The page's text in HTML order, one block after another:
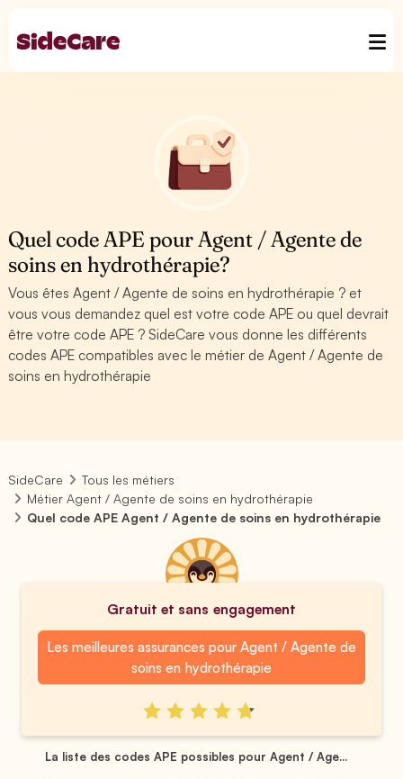
Quel code APE pour Agent / Agente de
soins en hydrothérapie?
Vous êtes Agent / Agente de soins en hydrothérapie ? et
vous vous demandez quel est votre code APE ou quel devrait
être votre code APE ? SideCare vous donne les différents
codes APE compatibles avec le métier de Agent / Agente de
soins en hydrothérapie
SideCare
Tous les métiers
Métier Agent / Agente de soins en hydrothérapie
Quel code APE Agent / Agente de soins en hydrothérapie
Gratuit et sans engagement
Les meilleures assurances pour Agent / Agente de
soins en hydrothérapie
La liste des codes APE possibles pour Agent / Age...